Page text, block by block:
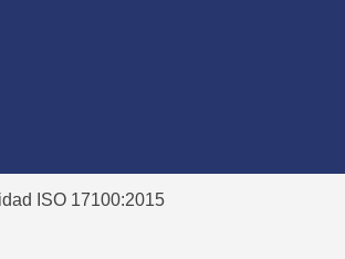
ISO 17100:2015